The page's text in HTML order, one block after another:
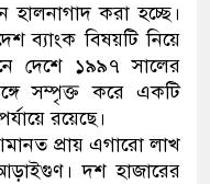
করা হচ্ছে।
ব্যাংক বিষয়টি নিয়ে
দেশে ১৯৯৭ সালের
সম্পৃক্ত করে একটি
রয়েছে।
প্রায় এগারো লাখ
দশ হাজারের